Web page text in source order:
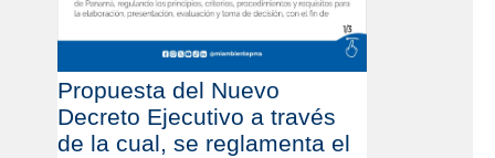
Propuesta del Nuevo
Decreto Ejecutivo a través
de la cual, se reglamenta el